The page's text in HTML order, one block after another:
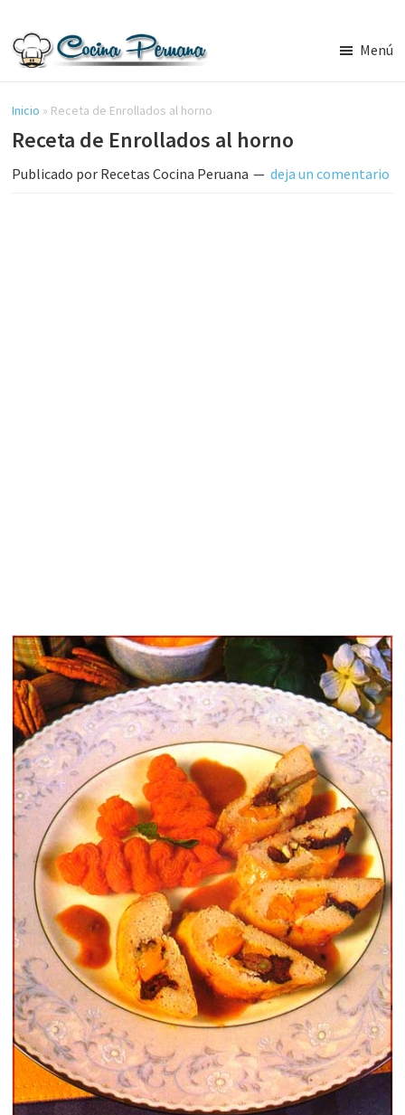
contenido
lateral
principal
Cocina
Peruana,
Recetas
de
Comida
Menú
Inicio » Receta de Enrollados al horno
Receta de Enrollados al horno
Publicado por Recetas Cocina Peruana deja un comentario